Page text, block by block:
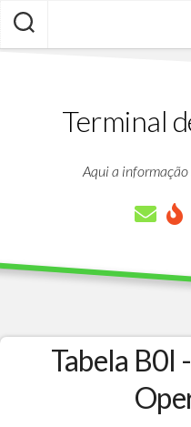
Skip
content
Terminal
Aqui a
Tabela B0I